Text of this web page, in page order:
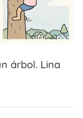
árbol. Lina